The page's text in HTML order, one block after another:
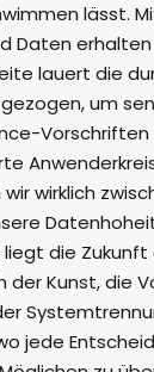
lässt.
Daten
lauert die
um
Vorschriften
wirklich
die Zukunft
Kunst, die
jede